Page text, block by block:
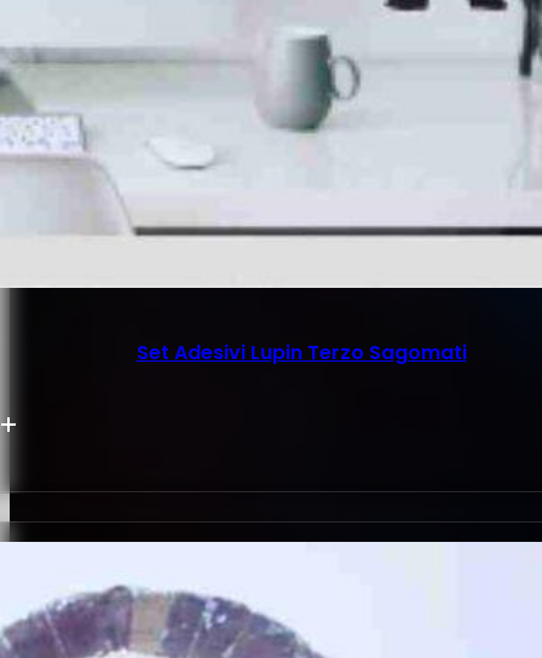
Set Adesivi Lupin Terzo Sagomati